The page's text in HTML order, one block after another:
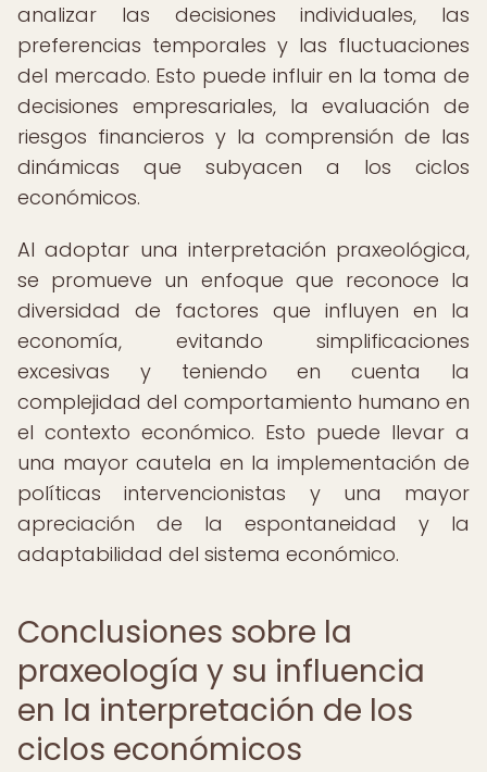
analizar las decisiones individuales, las
preferencias temporales y las fluctuaciones
del mercado. Esto puede influir en la toma de
decisiones empresariales, la evaluación de
riesgos financieros y la comprensión de las
dinámicas que subyacen a los ciclos
económicos.
Al adoptar una interpretación praxeológica,
se promueve un enfoque que reconoce la
diversidad de factores que influyen en la
economía, evitando simplificaciones
excesivas y teniendo en cuenta la
complejidad del comportamiento humano en
el contexto económico. Esto puede llevar a
una mayor cautela en la implementación de
políticas intervencionistas y una mayor
apreciación de la espontaneidad y la
adaptabilidad del sistema económico.
Conclusiones sobre la
praxeología y su influencia
en la interpretación de los
ciclos económicos